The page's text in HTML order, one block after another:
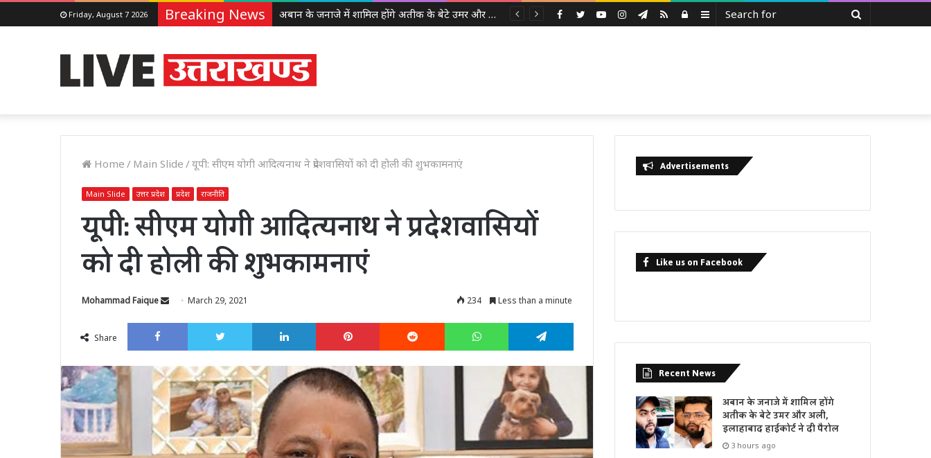
Friday, August 7 2026 Breaking News अबान के जनाजे में शामिल होंगे अतीक के बेटे उमर और अली, इलाहाबाद हाईकोर्ट ने दी पैरोल Sidebar
Log
RSS
Telegram
Instagram
YouTube
Twitter
Facebook
Home / Main Slide /यूपी: सीएम योगी आदित्यनाथ ने प्रदेशवासियों को दी होली की शुभकामनाएं
Main Slide उत्तर प्रदेश प्रदेश राजनीति
यूपी: सीएम योगी आदित्यनाथ ने प्रदेशवासियों
को दी होली की शुभकामनाएं
Mohammad Faique
SendMarch 29, 2021 234 Less than a minute
Share
Facebook Twitter LinkedIn Pinterest Reddit WhatsApp Telegram
Advertisements
Like us on Facebook
Recent News
अबान के जनाजे में शामिल होंगे
अतीक के बेटे उमर और अली,
इलाहाबाद हाईकोर्ट ने दी पैरोल
3 hours ago